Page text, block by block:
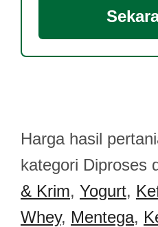
Harga hasil
kategori Diproses
& Krim, Yogurt,
Whey, Mentega,